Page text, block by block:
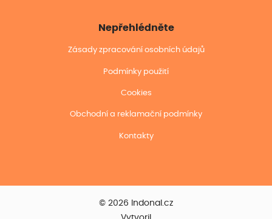
Nepřehlédněte
Zásady zpracování osobních údajů
Podmínky použití
Cookies
Obchodní a reklamační podmínky
Kontakty
© 2026 Indonal.cz